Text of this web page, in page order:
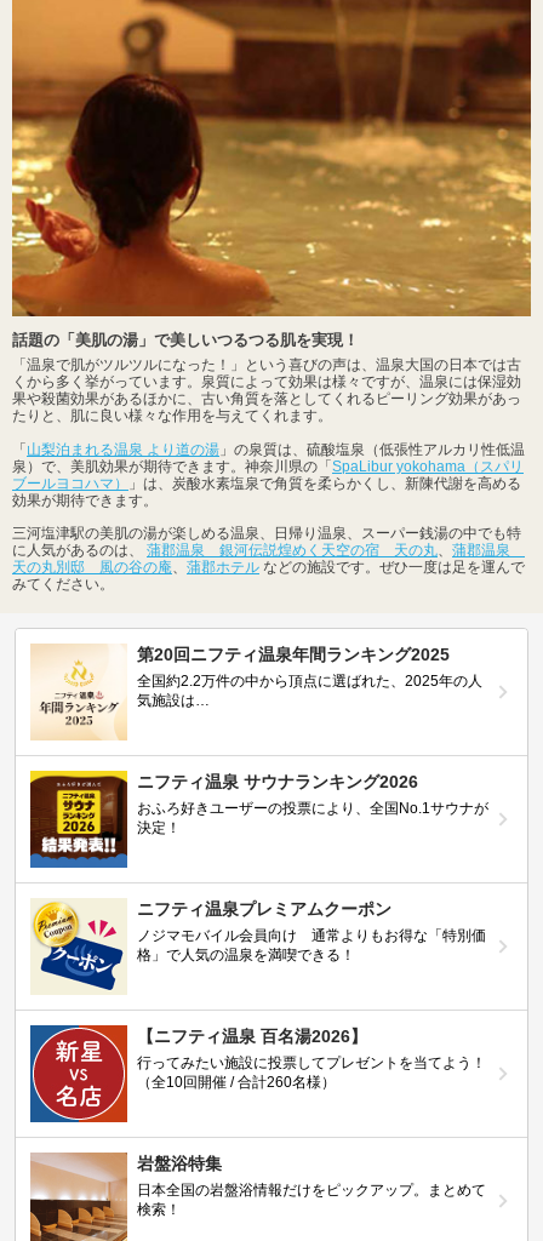
話題の「美肌の湯」で美しいつるつる肌を実現！
「温泉で肌がツルツルになった！」という喜びの声は、温泉大国の日本では古
くから多く挙がっています。泉質によって効果は様々ですが、温泉には保湿効
果や殺菌効果があるほかに、古い角質を落としてくれるピーリング効果があっ
たりと、肌に良い様々な作用を与えてくれます。
「山梨泊まれる温泉 より道の湯 」の泉質は、硫酸塩泉（低張性アルカリ性低温
泉）で、美肌効果が期待できます。神奈川県の「SpaLibur yokohama（スパリ
ブールヨコハマ）
」は、炭酸水素塩泉で角質を柔らかくし、新陳代謝を高める
効果が期待できます。
三河塩津駅の美肌の湯が楽しめる温泉、日帰り温泉、スーパー銭湯の中でも特
に人気があるのは、 蒲郡温泉 銀河伝説煌めく天空の宿 天の丸
蒲郡温泉
天の丸別邸 風の谷の庵
蒲郡ホテル などの施設です。ぜひ一度は足を運んで
みてください。
第20回ニフティ温泉年間ランキング2025
全国約2.2万件の中から頂点に選ばれた、2025年の人
気施設は…
ニフティ温泉 サウナランキング2026
おふろ好きユーザーの投票により、全国No.1サウナが
決定！
ニフティ温泉プレミアムクーポン
ノジマモバイル会員向け 通常よりもお得な「特別価
格」で人気の温泉を満喫できる！
【ニフティ温泉 百名湯2026】
行ってみたい施設に投票してプレゼントを当てよう！
（全10回開催 / 合計260名様）
岩盤浴特集
日本全国の岩盤浴情報だけをピックアップ。まとめて
検索！